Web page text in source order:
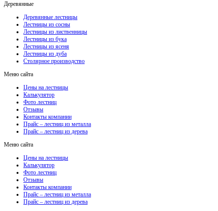
Деревянные
Деревянные лестницы
Лестницы из сосны
Лестницы из лиственницы
Лестницы из бука
Лестницы из ясеня
Лестницы из дуба
Столярное производство
Меню сайта
Цены на лестницы
Калькулятор
Фото лестниц
Отзывы
Контакты компании
Прайс – лестниц из металла
Прайс – лестниц из дерева
Меню сайта
Цены на лестницы
Калькулятор
Фото лестниц
Отзывы
Контакты компании
Прайс – лестниц из металла
Прайс – лестниц из дерева